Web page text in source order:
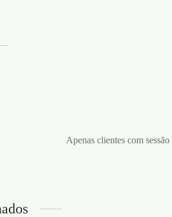
Apenas clientes com